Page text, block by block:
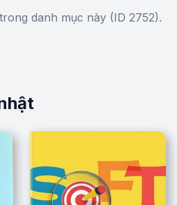
danh mục này (ID 2752).